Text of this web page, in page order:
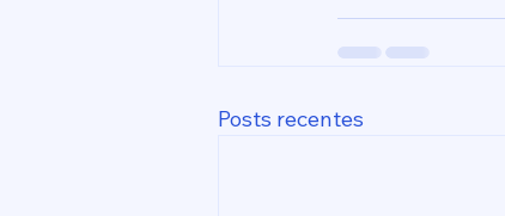
Posts recentes